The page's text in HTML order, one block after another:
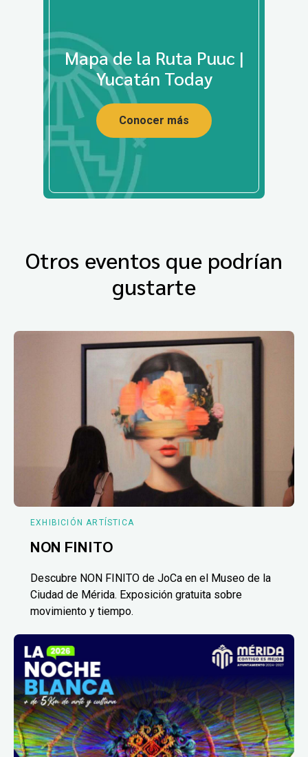
Mapa de la Ruta Puuc |
Yucatán Today
Conocer más
Otros eventos que podrían
gustarte
EXHIBICIÓN ARTÍSTICA
NON FINITO
Descubre NON FINITO de JoCa en el Museo de la
Ciudad de Mérida. Exposición gratuita sobre
movimiento y tiempo.